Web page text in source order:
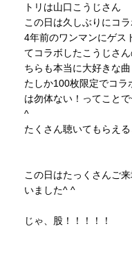
トリは山口こうじさん
この日は久しぶりにコ
4年前のワンマンにゲス
てコラボしたこうじさ
ちらも本当に大好きな曲
たしか100枚限定でコラ
は勿体ない！ってこと
^
たくさん聴いてもらえる
この日はたっくさんご
いました^ ^
じゃ、股！！！！！